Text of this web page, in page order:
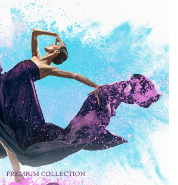
Collection (650 Overlays)
Free download